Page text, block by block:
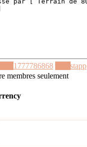
+221777786868
Whastapp
membres seulement